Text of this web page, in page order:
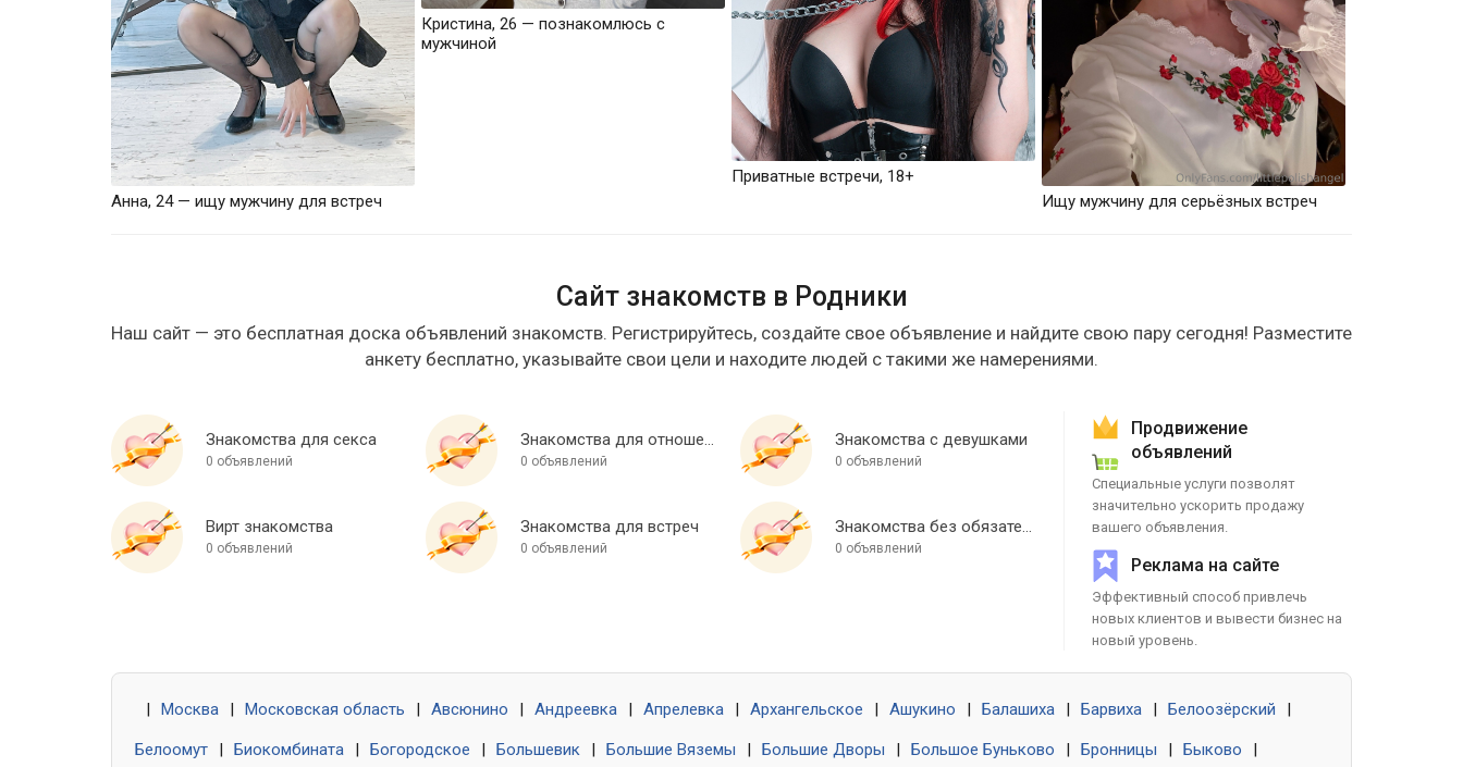
Анна, 24 — ищу мужчину для встреч
Кристина, 26 — познакомлюсь с
мужчиной
Приватные встречи, 18+
Ищу мужчину для серьёзных встреч
Сайт знакомств в Родники
Наш сайт — это бесплатная доска объявлений знакомств. Регистрируйтесь, создайте свое объявление и найдите свою пару сегодня! Разместите
анкету бесплатно, указывайте свои цели и находите людей с такими же намерениями.
Знакомства для секса
0 объявлений
Знакомства для отношений
0 объявлений
Знакомства с девушками
0 объявлений
Вирт знакомства
0 объявлений
Знакомства для встреч
0 объявлений
Знакомства без обязательств
0 объявлений
Продвижение
объявлений
Специальные услуги позволят
значительно ускорить продажу
вашего объявления.
Реклама на сайте
Эффективный способ привлечь
новых клиентов и вывести бизнес на
новый уровень.
Москва Московская область Авсюнино Андреевка Апрелевка Архангельское Ашукино Балашиха Барвиха Белоозёрский
Белоомут Биокомбината Богородское Большевик Большие Вяземы Большие Дворы Большое Буньково Бронницы Быково